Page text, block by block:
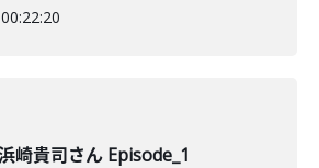
00:22:20
崎貴司さん Episode_1